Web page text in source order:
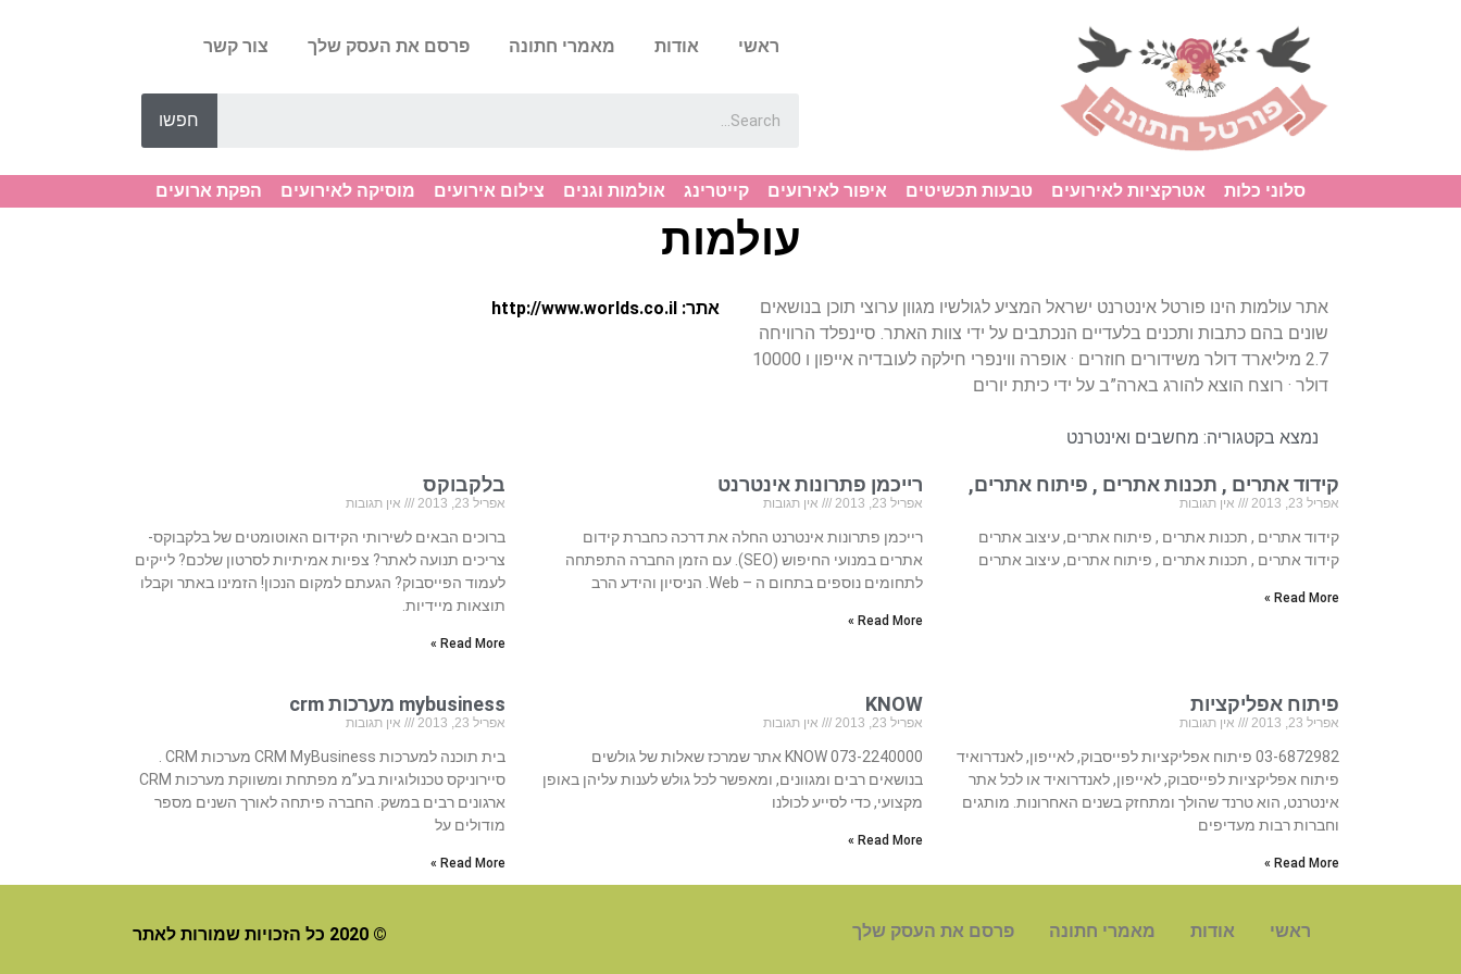
ראשי אודות מאמרי חתונה פרסם את העסק שלך צור קשר
חפשו
סלוני כלות אטרקציות לאירועים טבעות תכשיטים איפור לאירועים קייטרינג אולמות וגנים צילום אירועים מוסיקה לאירועים הפקת ארועים
עולמות
אתר עולמות הינו פורטל אינטרנט ישראל המציע לגולשיו מגוון ערוצי תוכן בנושאים
שונים בהם כתבות ותכנים בלעדיים הנכתבים על ידי צוות האתר. סיינפלד הרוויחה
2.7 מיליארד דולר משידורים חוזרים · אופרה ווינפרי חילקה לעובדיה אייפון ו 10000
דולר · רוצח הוצא להורג בארה”ב על ידי כיתת יורים
אתר: http://www.worlds.co.il
נמצא בקטגוריה: מחשבים ואינטרנט
קידוד אתרים , תכנות אתרים , פיתוח אתרים,
אפריל 23, 2013 אין תגובות
קידוד אתרים , תכנות אתרים , פיתוח אתרים, עיצוב אתרים
קידוד אתרים , תכנות אתרים , פיתוח אתרים, עיצוב אתרים
Read More »
רייכמן פתרונות אינטרנט
אפריל 23, 2013 אין תגובות
רייכמן פתרונות אינטרנט החלה את דרכה כחברת קידום
אתרים במנועי החיפוש (SEO). עם הזמן החברה התפתחה
לתחומים נוספים בתחום ה – Web. הניסיון והידע הרב
Read More »
בלקבוקס
אפריל 23, 2013 אין תגובות
ברוכים הבאים לשירותי הקידום האוטומטים של בלקבוקס-
צריכים תנועה לאתר? צפיות אמיתיות לסרטון שלכם? לייקים
לעמוד הפייסבוק? הגעתם למקום הנכון! הזמינו באתר וקבלו
תוצאות מיידיות.
Read More »
פיתוח אפליקציות
אפריל 23, 2013 אין תגובות
03-6872982 פיתוח אפליקציות לפייסבוק, לאייפון, לאנדרואיד
פיתוח אפליקציות לפייסבוק, לאייפון, לאנדרואיד או לכל אתר
אינטרנט, הוא טרנד שהולך ומתחזק בשנים האחרונות. מותגים
וחברות רבות מעדיפים
Read More »
KNOW
אפריל 23, 2013 אין תגובות
073-2240000 KNOW אתר שמרכז שאלות של גולשים
בנושאים רבים ומגוונים, ומאפשר לכל גולש לענות עליהן באופן
מקצועי, כדי לסייע לכולנו
Read More »
mybusiness מערכות crm
אפריל 23, 2013 אין תגובות
בית תוכנה למערכות CRM MyBusiness מערכות CRM .
סיירוניקס טכנולוגיות בע”מ מפתחת ומשווקת מערכות CRM
ארגונים רבים במשק. החברה פיתחה לאורך השנים מספר
מודולים על
Read More »
ראשי אודות מאמרי חתונה פרסם את העסק שלך © 2020 כל הזכויות שמורות לאתר